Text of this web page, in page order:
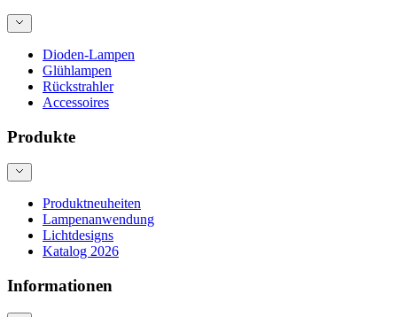
Dioden-Lampen
Glühlampen
Rückstrahler
Accessoires
Produkte
Produktneuheiten
Lampenanwendung
Lichtdesigns
Katalog 2026
Informationen